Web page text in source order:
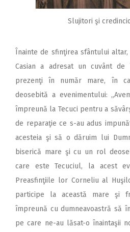
Slujitori şi
Înainte de sfinţirea sfântului
Casian a adresat un cuvânt de
prezenţi în număr mare, în
deosebită a evenimentului:
împreună la Tecuci pentru a
de reparaţie ce s-au adus
acesteia şi să o dăruim lui
biserică mare şi cu un rol
care este Tecuciul, la acest
Preasfinţiile lor Corneliu al
participe la această mare şi
împreună cu dumneavoastră să
pe care ne-au lăsat-o înaintaşii